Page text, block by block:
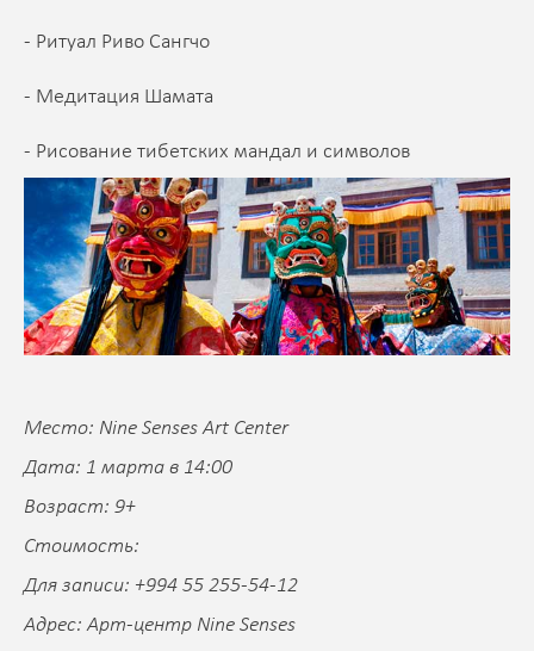
- Ритуал Риво Сангчо
- Медитация Шамата
- Рисование тибетских мандал и символов
Место: Nine Senses Art Center
Дата: 1 марта в 14:00
Возраст: 9+
Стоимость:
Для записи: +994 55 255-54-12
Адрес: Арт-центр Nine Senses